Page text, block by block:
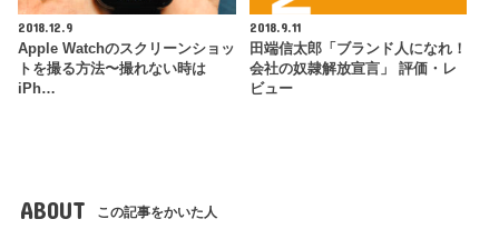
2018.12.9
Apple Watchのスクリーンショッ
トを撮る方法〜撮れない時は
iPh…
2018.9.11
田端信太郎「ブランド人になれ！
会社の奴隷解放宣言」 評価・レ
ビュー
ABOUT この記事をかいた人